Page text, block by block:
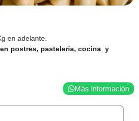
en adelante.
postres, pastelería, cocina y
Más información